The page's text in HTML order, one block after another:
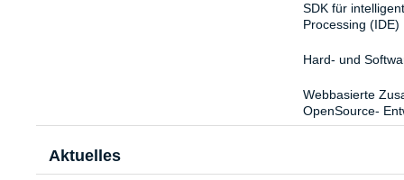
SDK für
Processing (IDE)
Hard- und
Webbasierte
OpenSource-
Aktuelles